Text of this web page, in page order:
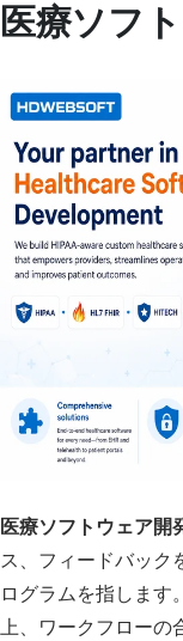
医療ソフ
医療ソフトウェア開
ス、フィードバック
ログラムを指します
上、ワークフローの